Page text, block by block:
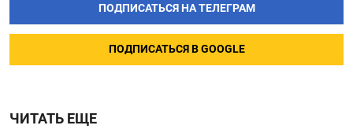
ПОДПИСАТЬСЯ НА ТЕЛЕГРАМ
ПОДПИСАТЬСЯ В GOOGLE
ЧИТАТЬ ЕЩЕ